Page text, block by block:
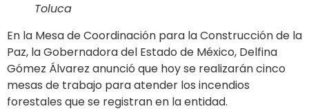
Toluca
En la Mesa de Coordinación para la Construcción de la
Paz, la Gobernadora del Estado de México, Delfina
Gómez Álvarez anunció que hoy se realizarán cinco
mesas de trabajo para atender los incendios
forestales que se registran en la entidad.